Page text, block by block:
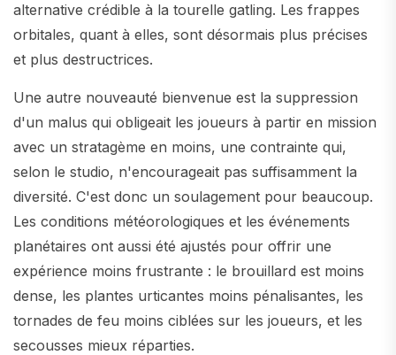
alternative crédible à la tourelle gatling. Les frappes
orbitales, quant à elles, sont désormais plus précises
et plus destructrices.
Une autre nouveauté bienvenue est la suppression
d'un malus qui obligeait les joueurs à partir en mission
avec un stratagème en moins, une contrainte qui,
selon le studio, n'encourageait pas suffisamment la
diversité. C'est donc un soulagement pour beaucoup.
Les conditions météorologiques et les événements
planétaires ont aussi été ajustés pour offrir une
expérience moins frustrante : le brouillard est moins
dense, les plantes urticantes moins pénalisantes, les
tornades de feu moins ciblées sur les joueurs, et les
secousses mieux réparties.